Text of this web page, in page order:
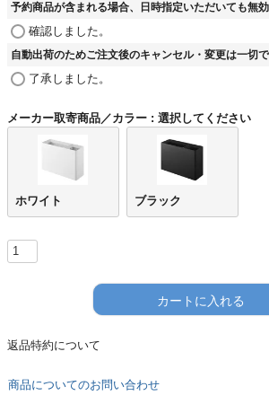
予約商品が含まれる場合、日時指定いただいても無
確認しました。
自動出荷のためご注文後のキャンセル・変更は一切
了承しました。
メーカー取寄商品／カラー 選択してください
ホワイト ブラック
カートに入れる
返品特約について
商品についてのお問い合わせ